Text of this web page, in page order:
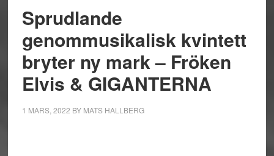
Sprudlande
genommusikalisk kvintett
bryter ny mark – Fröken
Elvis & GIGANTERNA
1 MARS, 2022 BY MATS HALLBERG